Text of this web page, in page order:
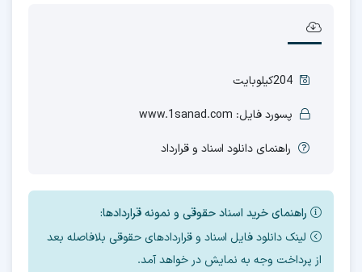
204کیلوبایت
پسورد فایل: www.1sanad.com
راهنمای دانلود اسناد و قرارداد
راهنمای خرید اسناد حقوقی و نمونه قراردادها:
لینک دانلود فایل اسناد و قراردادهای حقوقی بلافاصله بعد
از پرداخت وجه به نمایش در خواهد آمد.